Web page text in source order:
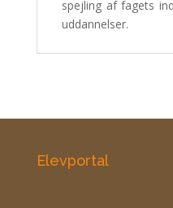
spejling af fagets
uddannelser.
Elevportal